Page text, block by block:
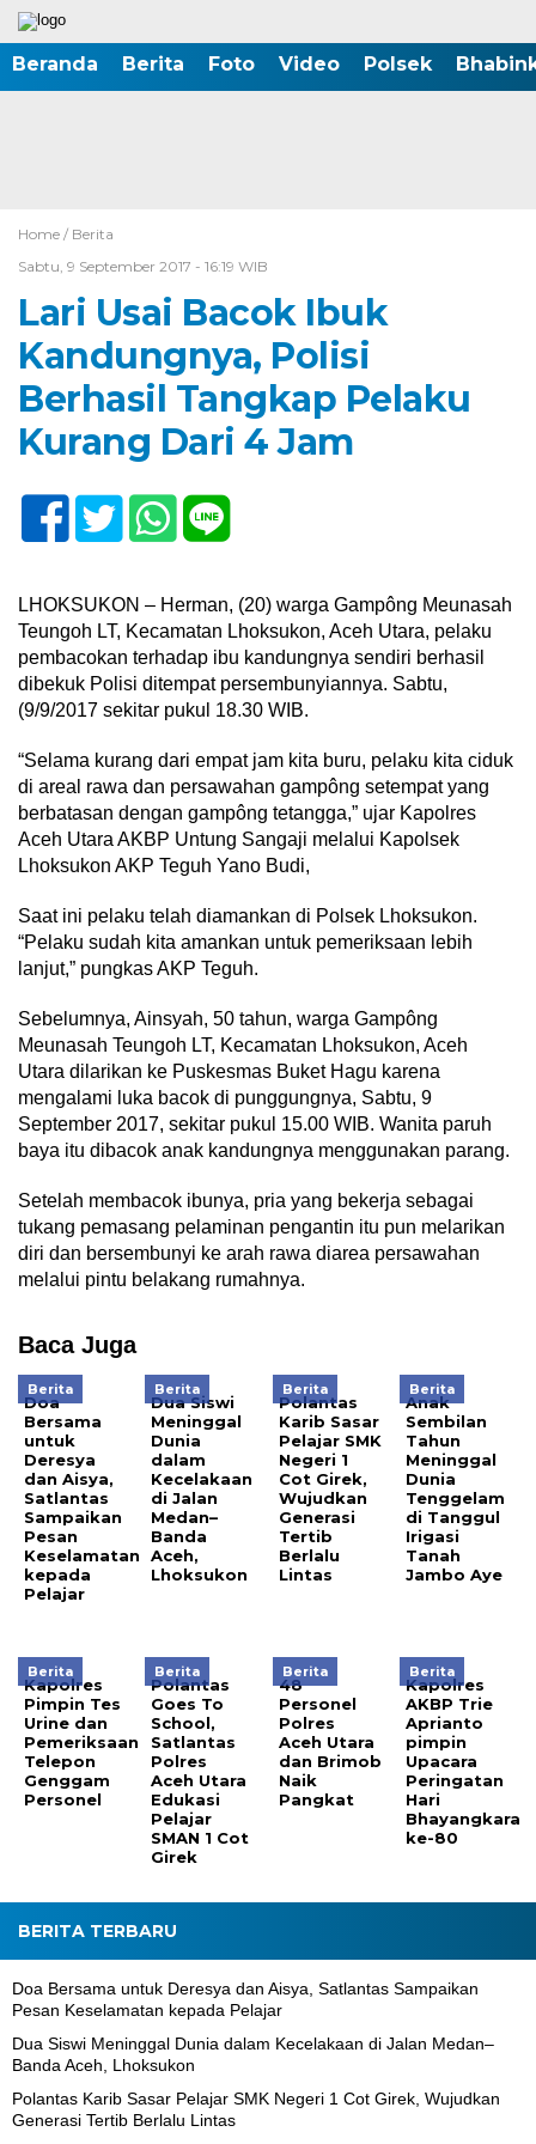
Beranda Berita Foto Video Polsek
Home / Berita
Sabtu, 9 September 2017 - 16:19 WIB
Lari Usai Bacok Ibuk
Kandungnya, Polisi
Berhasil Tangkap Pelaku
Kurang Dari 4 Jam
LHOKSUKON – Herman, (20) warga Gampông Meunasah
Teungoh LT, Kecamatan Lhoksukon, Aceh Utara, pelaku
pembacokan terhadap ibu kandungnya sendiri berhasil
dibekuk Polisi ditempat persembunyiannya. Sabtu,
(9/9/2017 sekitar pukul 18.30 WIB.
“Selama kurang dari empat jam kita buru, pelaku kita ciduk
di areal rawa dan persawahan gampông setempat yang
berbatasan dengan gampông tetangga,” ujar Kapolres
Aceh Utara AKBP Untung Sangaji melalui Kapolsek
Lhoksukon AKP Teguh Yano Budi,
Saat ini pelaku telah diamankan di Polsek Lhoksukon.
“Pelaku sudah kita amankan untuk pemeriksaan lebih
lanjut,” pungkas AKP Teguh.
Sebelumnya, Ainsyah, 50 tahun, warga Gampông
Meunasah Teungoh LT, Kecamatan Lhoksukon, Aceh
Utara dilarikan ke Puskesmas Buket Hagu karena
mengalami luka bacok di punggungnya, Sabtu, 9
September 2017, sekitar pukul 15.00 WIB. Wanita paruh
baya itu dibacok anak kandungnya menggunakan parang.
Setelah membacok ibunya, pria yang bekerja sebagai
tukang pemasang pelaminan pengantin itu pun melarikan
diri dan bersembunyi ke arah rawa diarea persawahan
melalui pintu belakang rumahnya.
Baca Juga
Berita
Doa
Bersama
untuk
Deresya
dan Aisya,
Satlantas
Sampaikan
Pesan
Keselamatan
kepada
Pelajar
Berita
Dua Siswi
Meninggal
Dunia
dalam
Kecelakaan
di Jalan
Medan–
Banda
Aceh,
Lhoksukon
Berita
Polantas
Karib Sasar
Pelajar SMK
Negeri 1
Cot Girek,
Wujudkan
Generasi
Tertib
Berlalu
Lintas
Berita
Anak
Sembilan
Tahun
Meninggal
Dunia
Tenggelam
di Tanggul
Irigasi
Tanah
Jambo Aye
Berita
Kapolres
Pimpin Tes
Urine dan
Pemeriksaan
Telepon
Genggam
Personel
Berita
Polantas
Goes To
School,
Satlantas
Polres
Aceh Utara
Edukasi
Pelajar
SMAN 1 Cot
Girek
Berita
48
Personel
Polres
Aceh Utara
dan Brimob
Naik
Pangkat
Berita
Kapolres
AKBP Trie
Aprianto
pimpin
Upacara
Peringatan
Hari
Bhayangkara
ke-80
BERITA TERBARU
Doa Bersama untuk Deresya dan Aisya, Satlantas Sampaikan
Pesan Keselamatan kepada Pelajar
Dua Siswi Meninggal Dunia dalam Kecelakaan di Jalan Medan–
Banda Aceh, Lhoksukon
Polantas Karib Sasar Pelajar SMK Negeri 1 Cot Girek, Wujudkan
Generasi Tertib Berlalu Lintas